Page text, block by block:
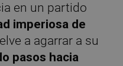
en un partido
imperiosa de
a agarrar a su
pasos hacia